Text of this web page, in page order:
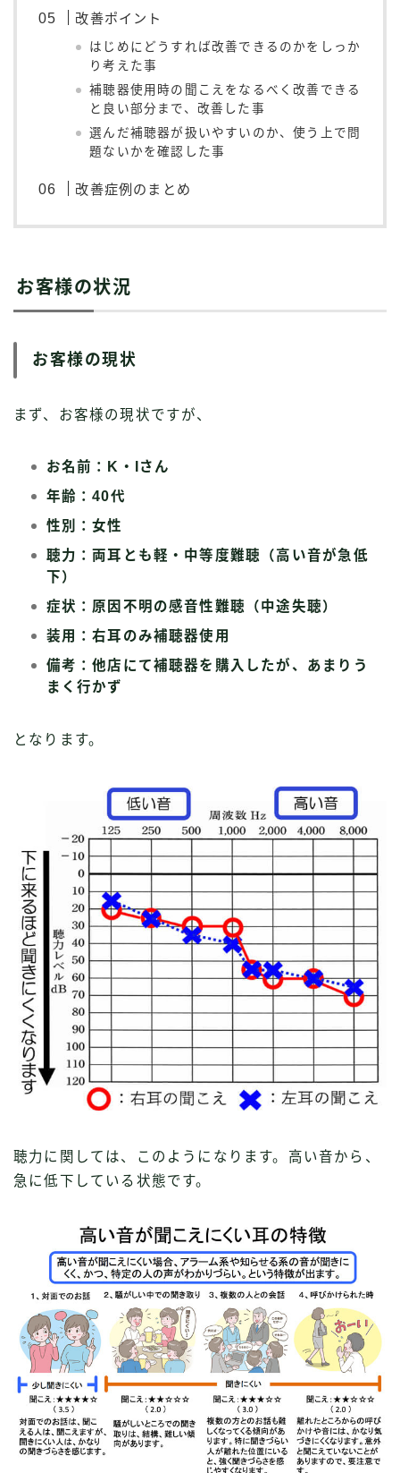
改善ポイント
はじめにどうすれば改善できるのかをしっか
り考えた事
補聴器使用時の聞こえをなるべく改善できる
と良い部分まで、改善した事
選んだ補聴器が扱いやすいのか、使う上で問
題ないかを確認した事
改善症例のまとめ
お客様の状況
お客様の現状
まず、お客様の現状ですが、
お名前：K・Iさん
年齢：40代
性別：女性
聴力：両耳とも軽・中等度難聴（高い音が急低
下）
症状：原因不明の感音性難聴（中途失聴）
装用：右耳のみ補聴器使用
備考：他店にて補聴器を購入したが、あまりう
まく行かず
となります。
聴力に関しては、このようになります。高い音から、
急に低下している状態です。